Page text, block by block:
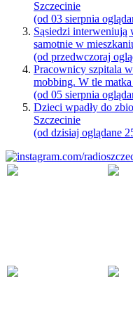
Szczecinie
(od 03 sierpnia
Sąsiedzi interweniują
samotnie w
(od przedwczoraj
Pracownicy szpitala
mobbing. W tle
(od 05 sierpnia
Dzieci wpadły do
Szczecinie
(od dzisiaj oglądane